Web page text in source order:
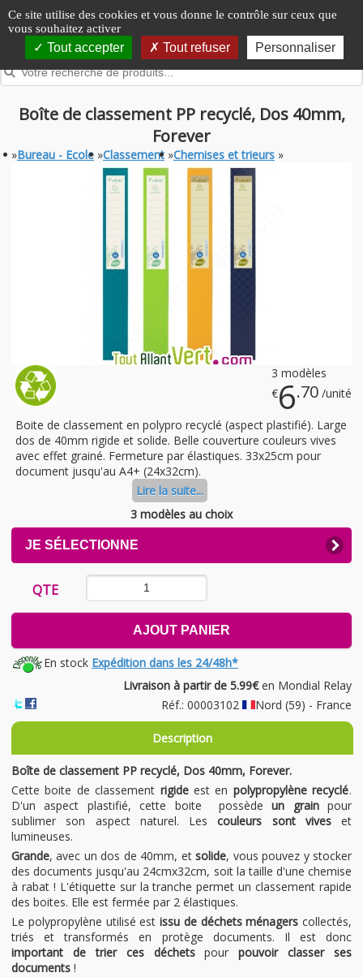
Panneau de gestion des cookies
Ce site utilise des cookies et vous donne le contrôle sur ceux que
vous souhaitez activer
Tout accepter Tout refuser Personnaliser
Boîte de classement PP recyclé, Dos 40mm,
Forever
»Bureau - Ecole »Classement »Chemises et trieurs »
3 modèles
€6.70 /unité
Boite de classement en polypro recyclé (aspect plastifié). Large
dos de 40mm rigide et solide. Belle couverture couleurs vives
avec effet grainé. Fermeture par élastiques. 33x25cm pour
document jusqu'au A4+ (24x32cm).
Lire la suite...
3 modèles au choix
JE SÉLECTIONNE
EXPAND
CONTENTS
QTE
AJOUT PANIER
En stock Expédition dans les 24/48h*
Livraison à partir de 5.99€en Mondial Relay
Réf.: 00003102
Nord (59) - France
Description
Boîte de classement PP recyclé, Dos 40mm, Forever.
Cette boite de classement rigide est en polypropylène recyclé.
D'un aspect plastifié, cette boite possèdeun grainpour
sublimer son aspect naturel. Lescouleurs sont vives et
lumineuses.
Grande, avec un dos de 40mm, etsolide, vous pouvez y stocker
des documents jusqu'au 24cmx32cm, soit la taille d'une chemise
à rabat ! L'étiquette sur la tranche permet un classement rapide
des boites. Elle est fermée par 2 élastiques.
Le polypropylène utilisé est issu de déchets ménagers collectés,
triés et transformés en protège documents. Il est donc
important de trier ces déchetspourpouvoir classer ses
documents !